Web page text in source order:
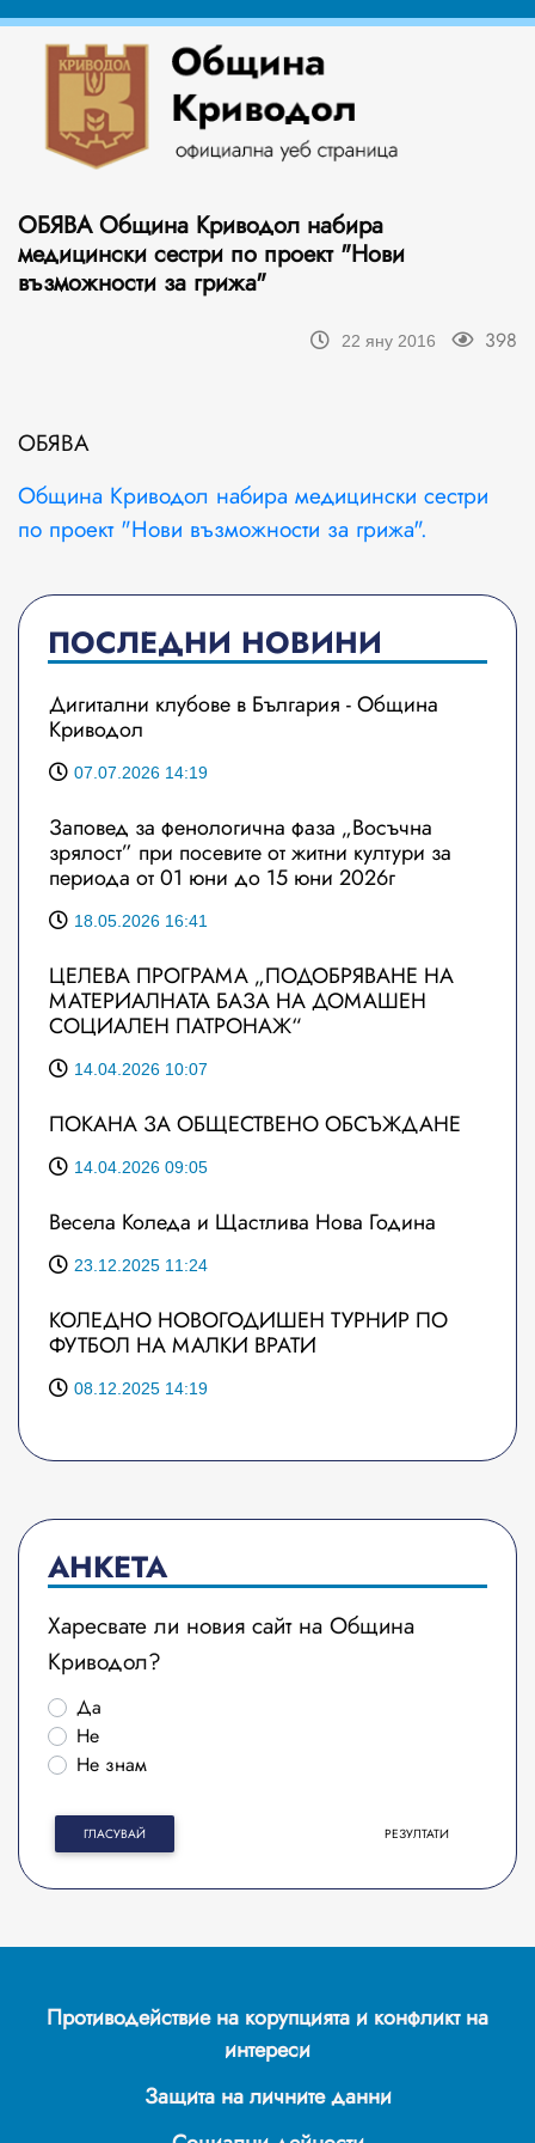
ОБЯВА Община Криводол набира
медицински сестри по проект "Нови
възможности за грижа"
22 яну 2016 398
ОБЯВА
Община Криводол набира медицински сестри
по проект "Нови възможности за грижа".
ПОСЛЕДНИ НОВИНИ
Дигитални клубове в България - Община
Криводол
07.07.2026 14:19
Заповед за фенологична фаза „Восъчна
зрялост” при посевите от житни култури за
периода от 01 юни до 15 юни 2026г
18.05.2026 16:41
ЦЕЛЕВА ПРОГРАМА „ПОДОБРЯВАНЕ НА
МАТЕРИАЛНАТА БАЗА НА ДОМАШЕН
СОЦИАЛЕН ПАТРОНАЖ“
14.04.2026 10:07
ПОКАНА ЗА ОБЩЕСТВЕНО ОБСЪЖДАНЕ
14.04.2026 09:05
Весела Коледа и Щастлива Нова Година
23.12.2025 11:24
КОЛЕДНО НОВОГОДИШЕН ТУРНИР ПО
ФУТБОЛ НА МАЛКИ ВРАТИ
08.12.2025 14:19
АНКЕТА
Харесвате ли новия сайт на Община
Криводол?
Да
Не
Не знам
ГЛАСУВАЙ РЕЗУЛТАТИ
Противодействие на корупцията и конфликт на
интереси
Защита на личните данни